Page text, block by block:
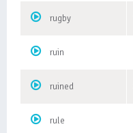
rugby
ruin
ruined
rule